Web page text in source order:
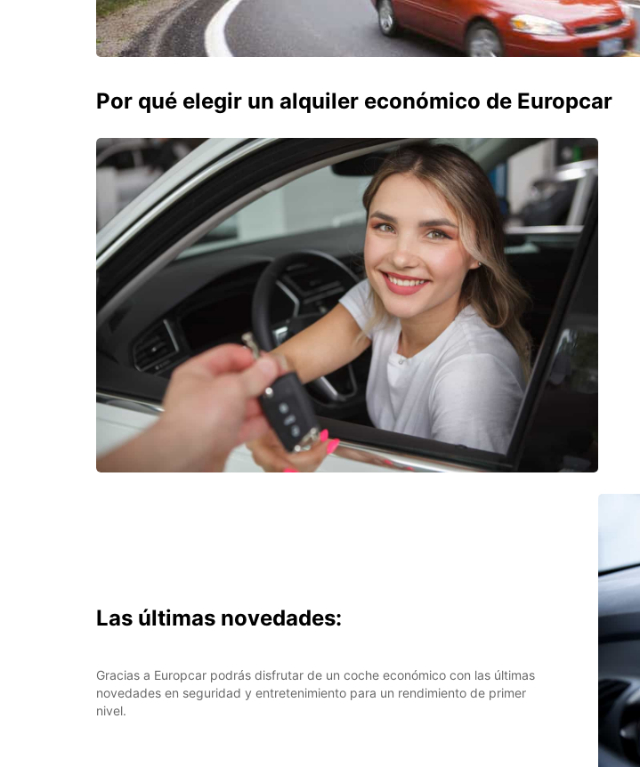
Por qué elegir un alquiler económico de Europcar
Las últimas novedades:
Gracias a Europcar podrás disfrutar de un coche económico con las últimas
novedades en seguridad y entretenimiento para un rendimiento de primer
nivel.